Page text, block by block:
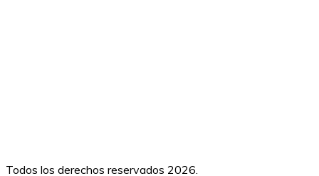
Todos los derechos reservados 2026.